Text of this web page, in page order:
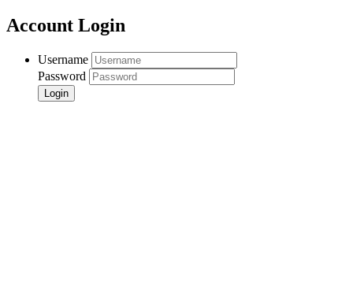
Account Login
Username
Password